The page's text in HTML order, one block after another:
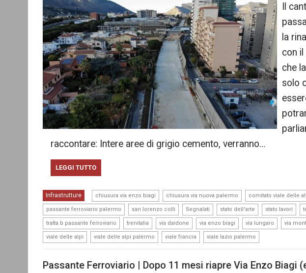
Il
la
con
che
solo
raccontare: Intere aree di grigio cemento, verranno…
LEGGI TUTTO
Infrastrutture chiusura via enzo biagi chiusura via nuova palermo comitato viale delle
passante ferroviario palermo san lorenzo colli Segnalati stato dell'arte stato lavori
tratta b passante ferroviario trenitalia via daidone via enzo biagi via lungaro via
viale delle alpi viale delle alpi palermo viale francia viale lazio palermo
Passante Ferroviario | Dopo 11 mesi riapre Via Enzo Biagi